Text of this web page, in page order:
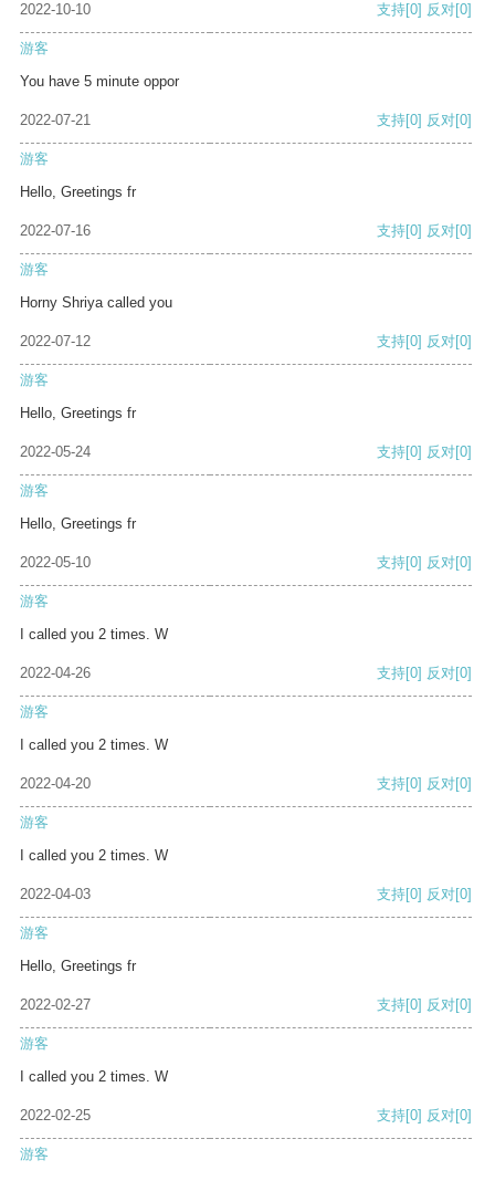
2022-10-10 支持[0] 反对[0]
游客
You have 5 minute oppor
2022-07-21 支持[0] 反对[0]
游客
Hello, Greetings fr
2022-07-16 支持[0] 反对[0]
游客
Horny Shriya called you
2022-07-12 支持[0] 反对[0]
游客
Hello, Greetings fr
2022-05-24 支持[0] 反对[0]
游客
Hello, Greetings fr
2022-05-10 支持[0] 反对[0]
游客
I called you 2 times. W
2022-04-26 支持[0] 反对[0]
游客
I called you 2 times. W
2022-04-20 支持[0] 反对[0]
游客
I called you 2 times. W
2022-04-03 支持[0] 反对[0]
游客
Hello, Greetings fr
2022-02-27 支持[0] 反对[0]
游客
I called you 2 times. W
2022-02-25 支持[0] 反对[0]
游客